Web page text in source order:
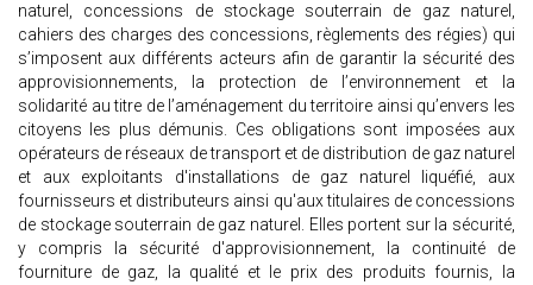
naturel, concessions de stockage souterrain de gaz naturel,
cahiers des charges des concessions, règlements des régies) qui
s’imposent aux différents acteurs afin de garantir la sécurité des
approvisionnements, la protection de l’environnement et la
solidarité au titre de l’aménagement du territoire ainsi qu’envers les
citoyens les plus démunis. Ces obligations sont imposées aux
opérateurs de réseaux de transport et de distribution de gaz naturel
et aux exploitants d'installations de gaz naturel liquéfié, aux
fournisseurs et distributeurs ainsi qu'aux titulaires de concessions
de stockage souterrain de gaz naturel. Elles portent sur la sécurité,
y compris la sécurité d'approvisionnement, la continuité de
fourniture de gaz, la qualité et le prix des produits fournis, la